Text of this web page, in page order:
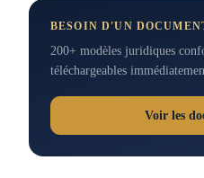
BESOIN D'UN
200+ modèles juridiques
téléchargeables
Voir les